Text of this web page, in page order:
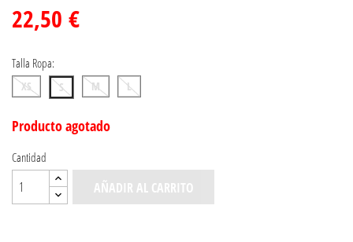
22,50 €
Talla Ropa:
XS S M L
Producto agotado
Cantidad
AÑADIR AL CARRITO